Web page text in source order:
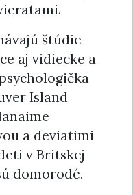
štúdie
aj vidiecke a
Island
a deviatimi
v Britskej
domorodé.